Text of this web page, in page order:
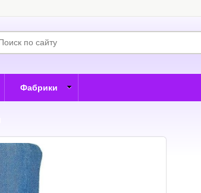
Фабрики